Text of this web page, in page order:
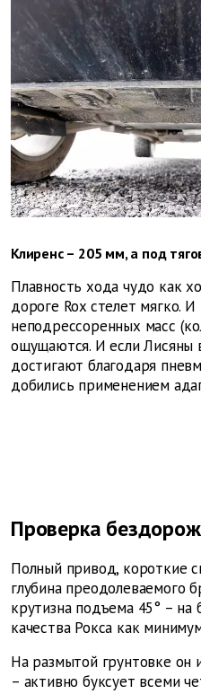
Клиренс – 205 мм, а под
Плавность хода чудо как
дороге Rox стелет мягко.
неподрессоренных масс
ощущаются. И если Лисяны
достигают благодаря
добились применением
Проверка
Полный привод, короткие
глубина преодолеваемого
крутизна подъема 45° – на
качества Рокса как
На размытой грунтовке он
– активно буксует всеми